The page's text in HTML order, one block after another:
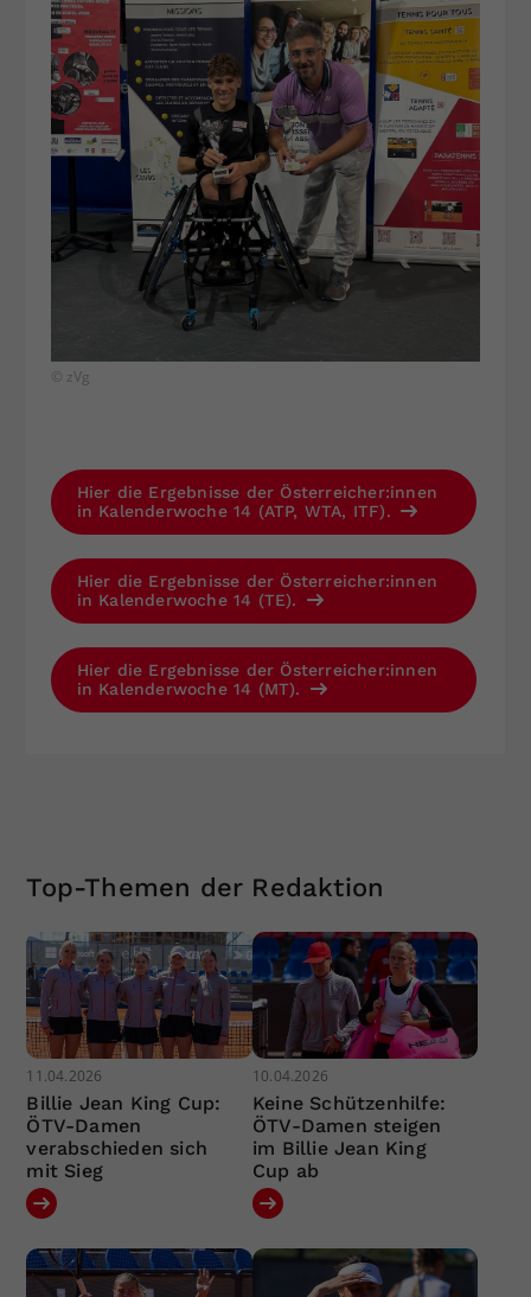
© zVg
Hier die Ergebnisse der Österreicher:innen
in Kalenderwoche 14 (ATP, WTA, ITF).
Hier die Ergebnisse der Österreicher:innen
in Kalenderwoche 14 (TE).
Hier die Ergebnisse der Österreicher:innen
in Kalenderwoche 14 (MT).
Top-Themen der Redaktion
11.04.2026
Billie Jean King Cup:
ÖTV-Damen
verabschieden sich
mit Sieg
10.04.2026
Keine Schützenhilfe:
ÖTV-Damen steigen
im Billie Jean King
Cup ab